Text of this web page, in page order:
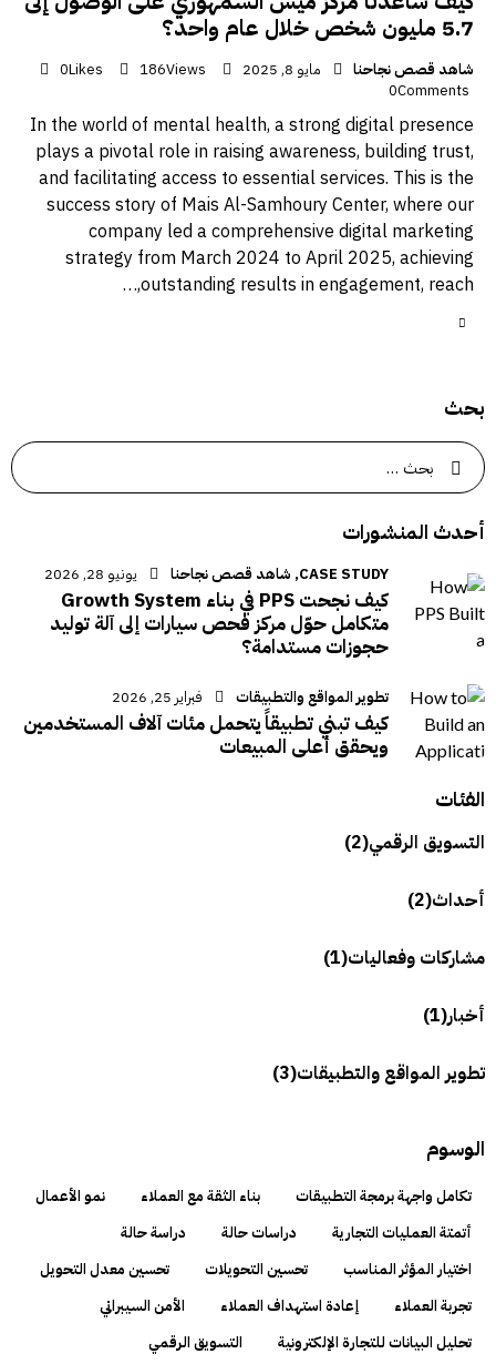
5.7 مليون شخص خلال عام واحد؟
شاهد قصص نجاحنا مايو 8, 2025 186Views
0Likes
0Comments
In the world of mental health, a strong digital presence
plays a pivotal role in raising awareness, building trust,
and facilitating access to essential services. This is the
success story of Mais Al-Samhoury Center, where our
company led a comprehensive digital marketing
strategy from March 2024 to April 2025, achieving
outstanding results in engagement, reach,…
بحث
أحدث المنشورات
CASE STUDY, شاهد قصص نجاحنا يونيو 28, 2026
كيف نجحت PPS في بناء Growth System
متكامل حوّل مركز فحص سيارات إلى آلة توليد
حجوزات مستدامة؟
تطوير المواقع والتطبيقات فبراير 25, 2026
كيف تبني تطبيقاً يتحمل مئات آلاف المستخدمين
ويحقق أعلى المبيعات
الفئات
التسويق الرقمي(2)
أحداث(2)
مشاركات وفعاليات(1)
أخبار(1)
تطوير المواقع والتطبيقات(3)
الوسوم
تكامل واجهة برمجة التطبيقات بناء الثقة مع العملاء
نمو الأعمال
أتمتة العمليات التجارية
دراسات حالة
دراسة حالة
اختيار المؤثر المناسب
تحسين التحويلات
تحسين معدل التحويل
تجربة العملاء
إعادة استهداف العملاء
الأمن السيبراني
تحليل البيانات للتجارة الإلكترونية
التسويق الرقمي